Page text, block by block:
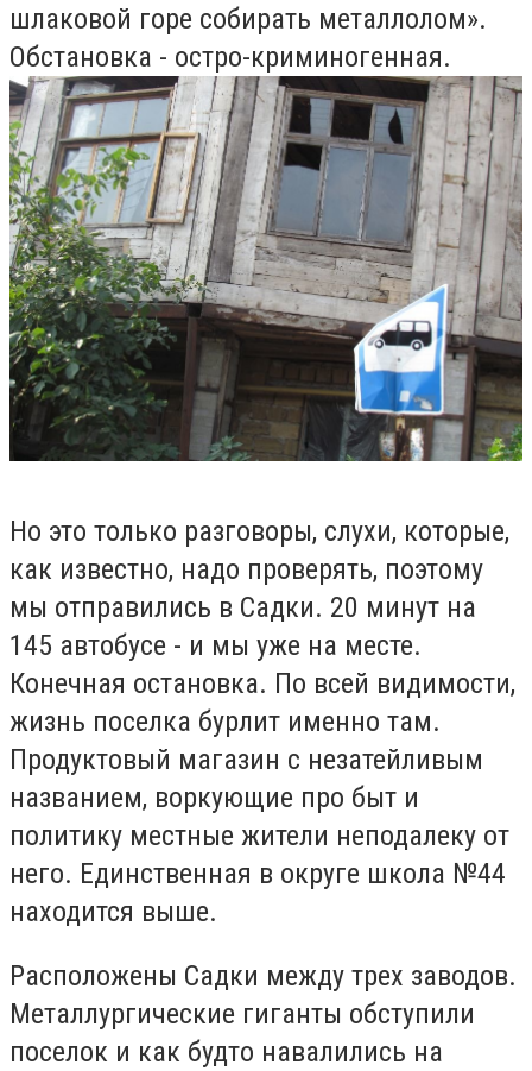
шлаковой горе собирать металлолом».
Обстановка - остро-криминогенная.
Но это только разговоры, слухи, которые,
как известно, надо проверять, поэтому
мы отправились в Садки. 20 минут на
145 автобусе - и мы уже на месте.
Конечная остановка. По всей видимости,
жизнь поселка бурлит именно там.
Продуктовый магазин с незатейливым
названием, воркующие про быт и
политику местные жители неподалеку от
него. Единственная в округе школа №44
находится выше.
Расположены Садки между трех заводов.
Металлургические гиганты обступили
поселок и как будто навалились на